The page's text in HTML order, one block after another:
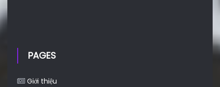
PAGES
Giới thiệu